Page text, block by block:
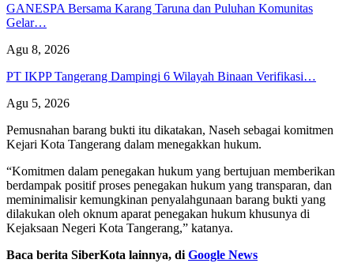
GANESPA Bersama Karang Taruna dan Puluhan Komunitas
Gelar…
Agu 8, 2026
PT IKPP Tangerang Dampingi 6 Wilayah Binaan Verifikasi…
Agu 5, 2026
Pemusnahan barang bukti itu dikatakan, Naseh sebagai komitmen
Kejari Kota Tangerang dalam menegakkan hukum.
“Komitmen dalam penegakan hukum yang bertujuan memberikan
berdampak positif proses penegakan hukum yang transparan, dan
meminimalisir kemungkinan penyalahgunaan barang bukti yang
dilakukan oleh oknum aparat penegakan hukum khusunya di
Kejaksaan Negeri Kota Tangerang,” katanya.
Baca berita SiberKota lainnya, di Google News